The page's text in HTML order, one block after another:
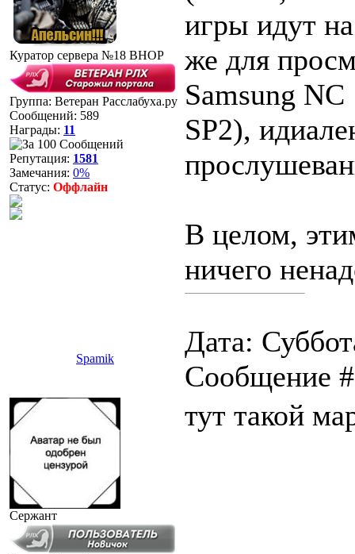
Куратор сервера №18 BHOP
Группа: Ветеран Расслабуха.ру
Сообщений: 589
Награды: 11
Репутация: 1581
Замечания: 0%
Статус: Оффлайн
игры идут
же для
Samsung
SP2),
В целом,
ничего
Spamik
Дата:
Сообщение
Сержант
тут такой